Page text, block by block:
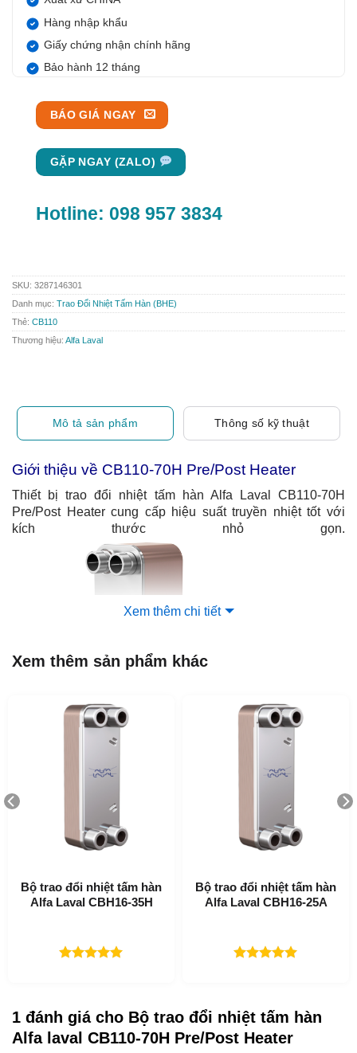
Hàng nhập khẩu
Giấy chứng nhận chính hãng
Bảo hành 12 tháng
BÁO GIÁ NGAY
GẶP NGAY (ZALO)
Hotline: 098 957 3834
SKU: 3287146301
Danh mục: Trao Đổi Nhiệt Tấm Hàn (BHE)
Thẻ: CB110
Thương hiệu: Alfa Laval
Mô tả sản phẩm Thông số kỹ thuật
Giới thiệu về CB110-70H Pre/Post Heater
Thiết bị trao đổi nhiệt tấm hàn Alfa Laval CB110-70H
Pre/Post Heater cung cấp hiệu suất truyền nhiệt tốt với
kích thước nhỏ gọn.
Làm nóng và làm mát hệ thống HVAC
Làm Lạnh
Làm nóng và làm mát hệ thống công nghiệp
Kích thước nhỏ gọn
Dễ lắp đặt
Xem thêm chi tiết
Xem thêm sản phẩm khác
Bộ trao đổi nhiệt tấm hàn
Alfa Laval CBH16-35H
Bộ trao đổi nhiệt tấm hàn
Alfa Laval CBH16-25A
1 đánh giá cho Bộ trao đổi nhiệt tấm hàn
Alfa laval CB110-70H Pre/Post Heater